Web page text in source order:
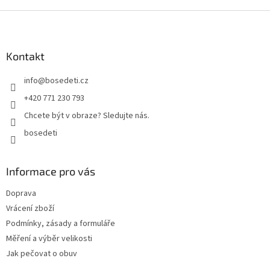
Kontakt
info@bosedeti.cz
+420 771 230 793
Chcete být v obraze? Sledujte nás.
bosedeti
Informace pro vás
Doprava
Vrácení zboží
Podmínky, zásady a formuláře
Měření a výběr velikosti
Jak pečovat o obuv